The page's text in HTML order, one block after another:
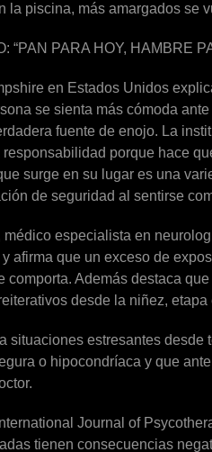
la piscina, más amargados se
“PAN PARA HOY, HAMBRE
en Estados Unidos
se sienta más cómoda
fuente de enojo. La
porque hace
surge en su lugar es una
de seguridad al sentirse
especialista en
afirma que un exceso de
comporta. Además destaca
desde la niñez,
situaciones estresantes
o hipocondríaca y que
Journal of
tienen consecuencias